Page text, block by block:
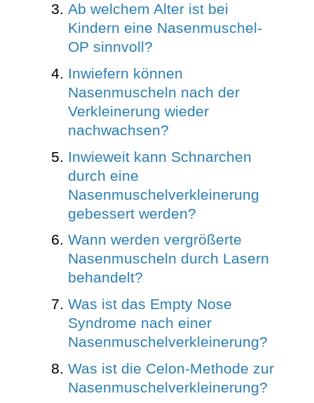
Ab welchem Alter ist bei
Kindern eine Nasenmuschel-
OP sinnvoll?
Inwiefern können
Nasenmuscheln nach der
Verkleinerung wieder
nachwachsen?
Inwieweit kann Schnarchen
durch eine
Nasenmuschelverkleinerung
gebessert werden?
Wann werden vergrößerte
Nasenmuscheln durch Lasern
behandelt?
Was ist das Empty Nose
Syndrome nach einer
Nasenmuschelverkleinerung?
Was ist die Celon-Methode zur
Nasenmuschelverkleinerung?